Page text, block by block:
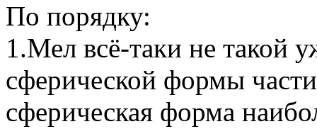
По порядку:
1.Мел всё-таки не такой
сферической формы
сферическая форма